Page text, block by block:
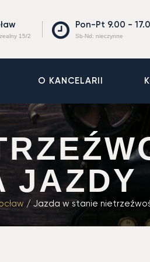
15/2
Pon-Pt 9.00 -
Sb-Nd: nieczynne
O KANCELARII
JAZDY
/ Jazda w stanie